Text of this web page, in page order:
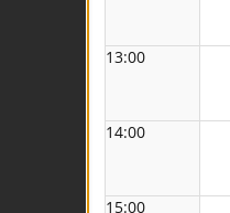
13:00
14:00
15:00